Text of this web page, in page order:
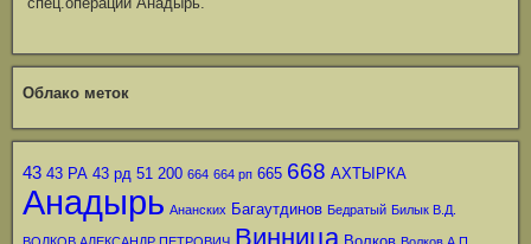
Облако меток
43 43 РА 43 рд 51 200 664 664 рп 665 668 АХТЫРКА
Анадырь Ананских Багаутдинов Бедратый Билык В.Д.
Винница